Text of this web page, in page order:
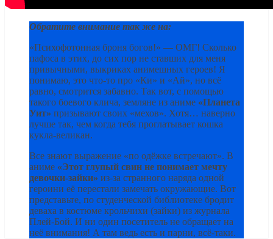
Обратите внимание так же на:
«Психофотонная броня богов!» — ОМГ! Сколько
пафоса в этих, до сих пор не ставших для меня
привычными, выкриках анимешных героев! Я
понимаю, это что-то про «Ки» и «Ай», но всё
равно, смотрится забавно. Так вот, с помощью
такого боевого клича, земляне из аниме «Планета
Уит» призывают своих «мехов». Хотя… наверно
лучше так, чем когда тебя проглатывает кошка
кукла-великан.
Все знают выражение «по одёжке встречают». В
аниме «Этот глупый свин не понимает мечту
девочки-зайки» из-за странного наряда одной
героини её перестали замечать окружающие. Вот
представьте, по студенческой библиотеке бродит
деваха в костюме крольчихи (зайки) из журнала
Плей-Бой. И ни один посетитель не обращает на
неё внимания! А там ведь есть и парни, всё-таки.